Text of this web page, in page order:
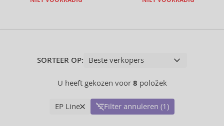
SORTEER OP:
U heeft gekozen voor 8 položek
EP Line Filter annuleren (1)